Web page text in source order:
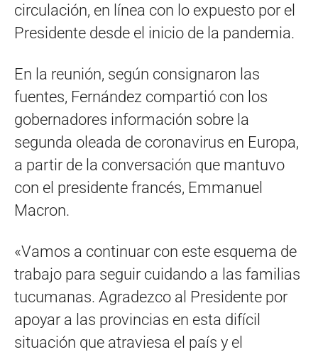
circulación, en línea con lo expuesto por el
Presidente desde el inicio de la pandemia.
En la reunión, según consignaron las
fuentes, Fernández compartió con los
gobernadores información sobre la
segunda oleada de coronavirus en Europa,
a partir de la conversación que mantuvo
con el presidente francés, Emmanuel
Macron.
«Vamos a continuar con este esquema de
trabajo para seguir cuidando a las familias
tucumanas. Agradezco al Presidente por
apoyar a las provincias en esta difícil
situación que atraviesa el país y el